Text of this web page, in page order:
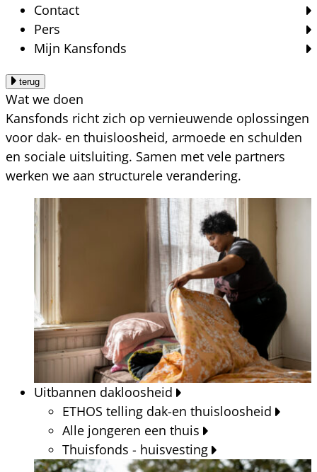
Contact
Pers
Mijn Kansfonds
terug
Wat we doen
Kansfonds richt zich op vernieuwende oplossingen
voor dak- en thuisloosheid, armoede en schulden
en sociale uitsluiting. Samen met vele partners
werken we aan structurele verandering.
Uitbannen dakloosheid
ETHOS telling dak-en thuisloosheid
Alle jongeren een thuis
Thuisfonds - huisvesting